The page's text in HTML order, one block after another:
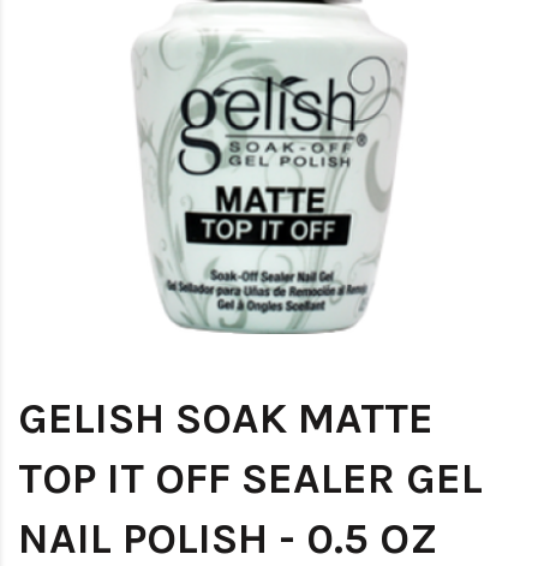
GELISH SOAK MATTE
TOP IT OFF SEALER GEL
NAIL POLISH - 0.5 OZ